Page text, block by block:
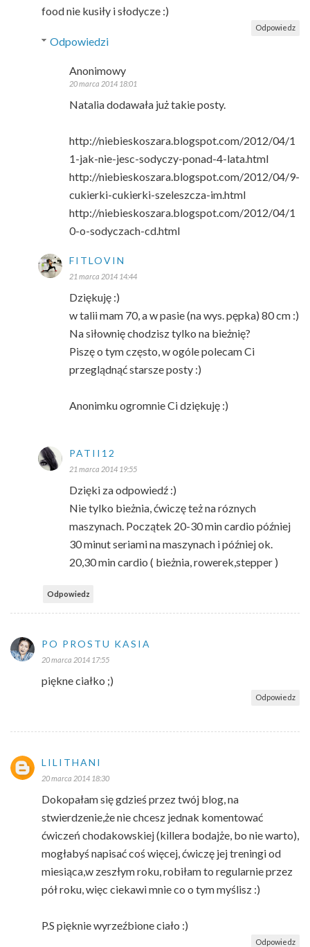
food nie kusiły i słodycze :)
Odpowiedz
Odpowiedzi
Anonimowy
20 marca 2014 18:01
Natalia dodawała już takie posty.
http://niebieskoszara.blogspot.com/2012/04/1
1-jak-nie-jesc-sodyczy-ponad-4-lata.html
http://niebieskoszara.blogspot.com/2012/04/9-
cukierki-cukierki-szeleszcza-im.html
http://niebieskoszara.blogspot.com/2012/04/1
0-o-sodyczach-cd.html
FITLOVIN
21 marca 2014 14:44
Dziękuję :)
w talii mam 70, a w pasie (na wys. pępka) 80 cm :)
Na siłownię chodzisz tylko na bieżnię?
Piszę o tym często, w ogóle polecam Ci
przeglądnąć starsze posty :)
Anonimku ogromnie Ci dziękuję :)
PATII12
21 marca 2014 19:55
Dzięki za odpowiedź :)
Nie tylko bieżnia, ćwiczę też na róznych
maszynach. Początek 20-30 min cardio później
30 minut seriami na maszynach i później ok.
20,30 min cardio ( bieżnia, rowerek,stepper )
Odpowiedz
PO PROSTU KASIA
20 marca 2014 17:55
piękne ciałko ;)
Odpowiedz
LILITHANI
20 marca 2014 18:30
Dokopałam się gdzieś przez twój blog, na
stwierdzenie,że nie chcesz jednak komentować
ćwiczeń chodakowskiej (killera bodajże, bo nie warto),
mogłabyś napisać coś więcej, ćwiczę jej treningi od
miesiąca,w zeszłym roku, robiłam to regularnie przez
pół roku, więc ciekawi mnie co o tym myślisz :)
P.S pięknie wyrzeźbione ciało :)
Odpowiedz